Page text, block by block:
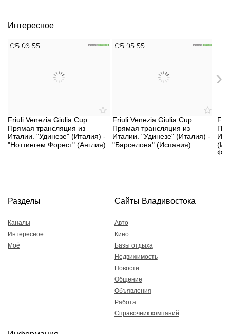
Интересное
Friuli Venezia Giulia Cup.
Прямая трансляция из
Италии. "Удинезе" (Италия) -
"Ноттингем Форест" (Англия)
СБ 03:55
Friuli Venezia Giulia Cup.
Прямая трансляция из
Италии. "Удинезе" (Италия) -
"Барселона" (Испания)
СБ 05:55
›
Разделы
Каналы
Интересное
Моё
Сайты Владивостока
Авто
Кино
Базы отдыха
Недвижимость
Новости
Общение
Объявления
Работа
Справочник компаний